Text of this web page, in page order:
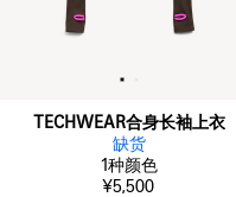
TECHWEAR合身长袖上衣
缺货
1种颜色
¥5,500